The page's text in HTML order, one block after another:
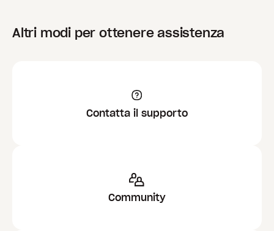
Altri modi per ottenere assistenza
Contatta il supporto
Community